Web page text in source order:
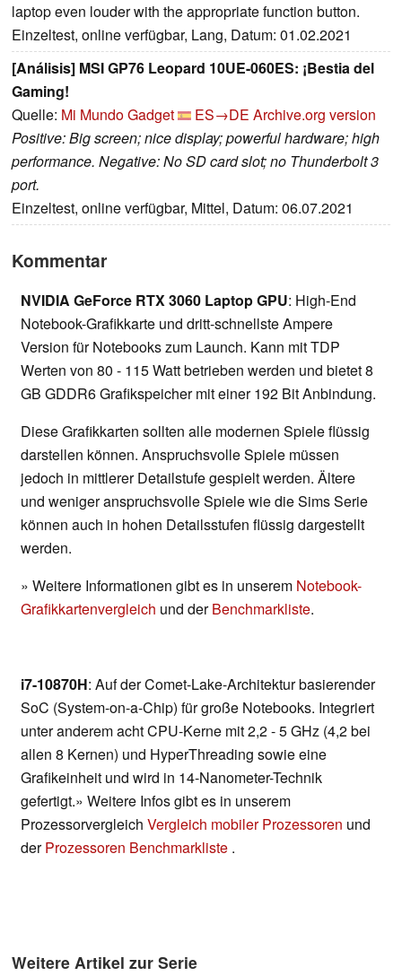
laptop even louder with the appropriate function button.
Einzeltest, online verfügbar, Lang, Datum: 01.02.2021
[Análisis] MSI GP76 Leopard 10UE-060ES: ¡Bestia del
Gaming!
Quelle: Mi Mundo Gadget ES→DE Archive.org version
Positive: Big screen; nice display; powerful hardware; high
performance. Negative: No SD card slot; no Thunderbolt 3
port.
Einzeltest, online verfügbar, Mittel, Datum: 06.07.2021
Kommentar
NVIDIA GeForce RTX 3060 Laptop GPU: High-End
Notebook-Grafikkarte und dritt-schnellste Ampere
Version für Notebooks zum Launch. Kann mit TDP
Werten von 80 - 115 Watt betrieben werden und bietet 8
GB GDDR6 Grafikspeicher mit einer 192 Bit Anbindung.
Diese Grafikkarten sollten alle modernen Spiele flüssig
darstellen können. Anspruchsvolle Spiele müssen
jedoch in mittlerer Detailstufe gespielt werden. Ältere
und weniger anspruchsvolle Spiele wie die Sims Serie
können auch in hohen Detailsstufen flüssig dargestellt
werden.
» Weitere Informationen gibt es in unserem Notebook-
Grafikkartenvergleich und derBenchmarkliste.
i7-10870H: Auf der Comet-Lake-Architektur basierender
SoC (System-on-a-Chip) für große Notebooks. Integriert
unter anderem acht CPU-Kerne mit 2,2 - 5 GHz (4,2 bei
allen 8 Kernen) und HyperThreading sowie eine
Grafikeinheit und wird in 14-Nanometer-Technik
gefertigt.» Weitere Infos gibt es in unserem
Prozessorvergleich Vergleich mobiler Prozessoren und
derProzessoren Benchmarkliste .
Weitere Artikel zur Serie